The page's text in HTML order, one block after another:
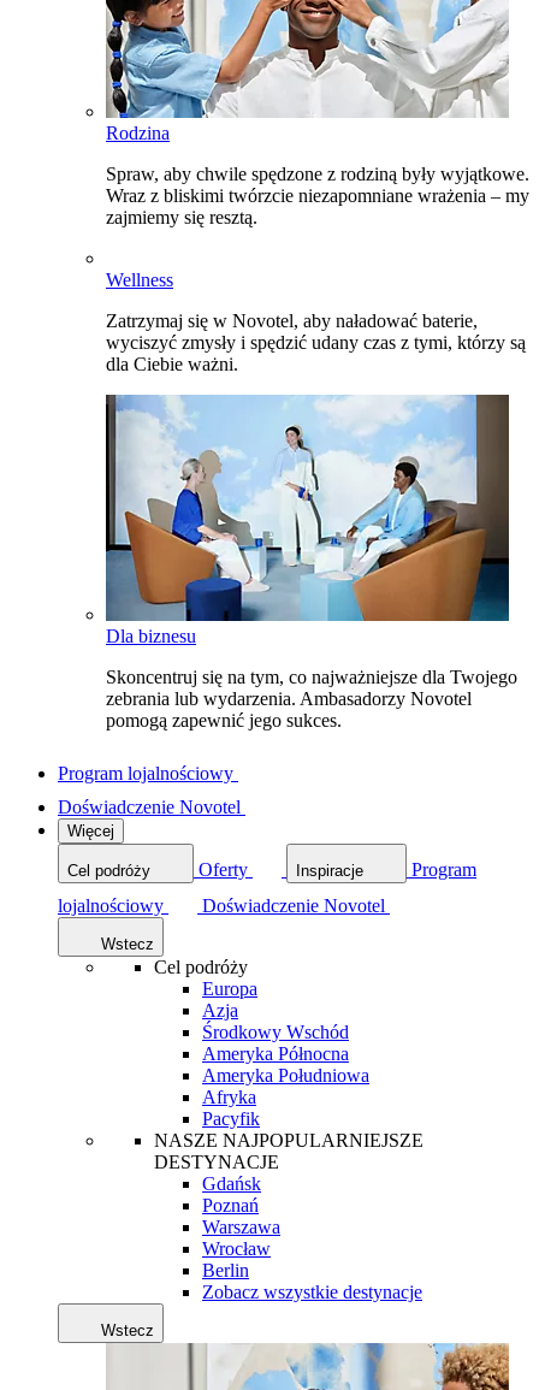
Rodzina
Spraw, aby chwile spędzone z rodziną były wyjątkowe.
Wraz z bliskimi twórzcie niezapomniane wrażenia – my
zajmiemy się resztą.
Wellness
Zatrzymaj się w Novotel, aby naładować baterie,
wyciszyć zmysły i spędzić udany czas z tymi, którzy są
dla Ciebie ważni.
Dla biznesu
Skoncentruj się na tym, co najważniejsze dla Twojego
zebrania lub wydarzenia. Ambasadorzy Novotel
pomogą zapewnić jego sukces.
Program lojalnościowy
Doświadczenie Novotel
Więcej
Cel podróży Oferty Inspiracje
Program
lojalnościowy
Doświadczenie Novotel
Wstecz
Cel podróży
Europa
Azja
Środkowy Wschód
Ameryka Północna
Ameryka Południowa
Afryka
Pacyfik
NASZE NAJPOPULARNIEJSZE
DESTYNACJE
Gdańsk
Poznań
Warszawa
Wrocław
Berlin
Zobacz wszystkie destynacje
Wstecz